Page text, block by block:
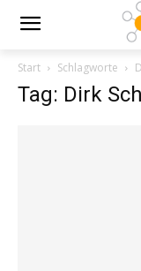
Start Schlagworte
Tag: Dirk